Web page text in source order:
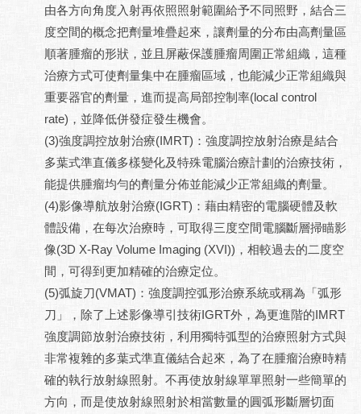
由各方向角度入射再依照照射範圍給予不同照野，結合三
度空間的概念把劑量堆疊起來，讓劑量的分布由高劑量區
順著腫瘤的形狀，並且屏蔽保護腫瘤周圍正常組織，這種
治療方式可使劑量集中在腫瘤區域，也能減少正常組織與
重要器官的劑量，進而提高局部控制率(local control
rate)，並降低併發症發生機會。
(3)強度調控放射治療(IMRT)：強度調控放射治療是結合
多葉式準直儀多樣變化及特殊電腦治療計劃的治療技術，
能提供腫瘤均勻的劑量分佈並能減少正常組織的劑量。
(4)影像導航放射治療(IGRT)：藉由精密的電腦硬體及軟
體設備，在每次治療時，可取得三度空間電腦斷層掃瞄影
像(3D X-Ray Volume Imaging (XVI))，相較過去的二度空
間，可得到更加精確的治療定位。
(5)弧旋刀(VMAT)：強度調控弧形治療系統或稱為「弧形
刀」，除了上述影像導引技術IGRT外，為更進階的IMRT
強度調節放射治療技術，利用獨特弧型的治療照射方式與
非常複雜的多葉式準直儀結合起來，為了在腫瘤治療時精
確的執行放射線照射。不再使放射線單單照射一些簡單的
方向，而是使放射線照射於相當數量的圓弧形斷層切面